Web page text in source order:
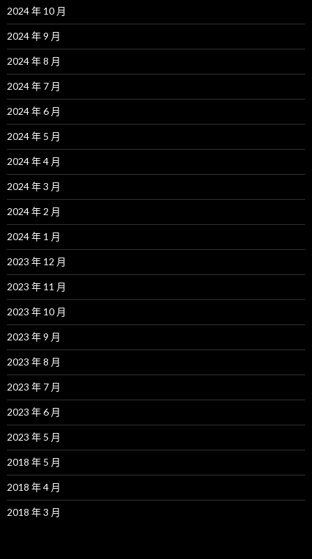
2024 年 10 月
2024 年 9 月
2024 年 8 月
2024 年 7 月
2024 年 6 月
2024 年 5 月
2024 年 4 月
2024 年 3 月
2024 年 2 月
2024 年 1 月
2023 年 12 月
2023 年 11 月
2023 年 10 月
2023 年 9 月
2023 年 8 月
2023 年 7 月
2023 年 6 月
2023 年 5 月
2018 年 5 月
2018 年 4 月
2018 年 3 月